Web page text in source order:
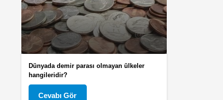
Dünyada demir parası olmayan ülkeler
hangileridir?
Cevabı Gör